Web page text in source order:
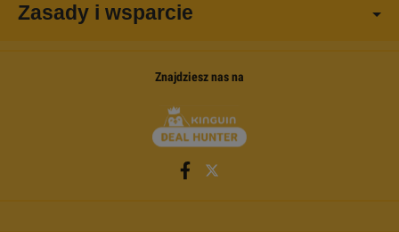
Zasady i wsparcie
Znajdziesz nas na